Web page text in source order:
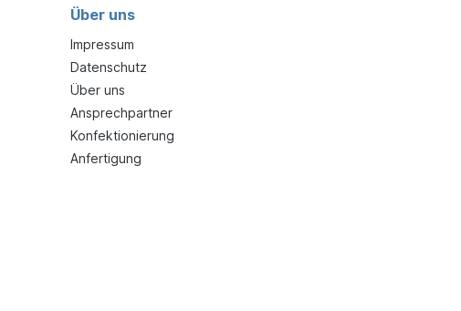
Über uns
Impressum
Datenschutz
Über uns
Ansprechpartner
Konfektionierung
Anfertigung